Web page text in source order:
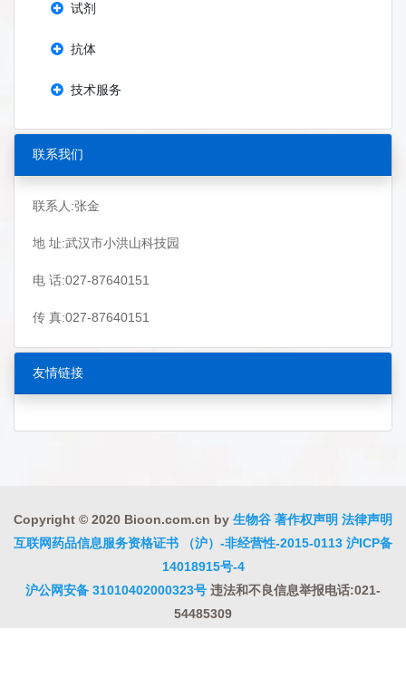
试剂
抗体
技术服务
联系我们
联系人:张金
地 址:武汉市小洪山科技园
电 话:027-87640151
传 真:027-87640151
友情链接
Copyright © 2020 Bioon.com.cn by 生物谷 著作权声明 法律声明
互联网药品信息服务资格证书 （沪）-非经营性-2015-0113 沪ICP备
14018915号-4
沪公网安备 31010402000323号 违法和不良信息举报电话:021-
54485309